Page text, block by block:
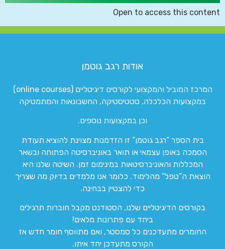
Open to access this content
אודות רגב גוטמן
המרכז המוביל והמקצועי לקורסים דיגיטליים (online courses)
במקצועות הכלכלה, סטטיסטיקה, החשבונאות והמתמטיקה
וכן במקצועות נוספים.
בית הספר “רגב גוטמן” זו הזדמנות מצוינת להוציא תעודת
הסמכה באופן עצמאי או תואר באוניברסיטה הפתוחה ובשאר
המכללות והאוניברסיטאות במינימום זמן. השיטה שלנו היא
הוצאת ה”טפל” מהלימוד. כלומר אנו מלמדים בדיוק מה שצריך
כדי להצטיין בבחינה.
בקורסים הדיגיטליים שלנו, הסטודנט מקבל חוברות תרגילים
ביחד עם פתרונות מלאים!
החומרים מתעדכנים כל סמסטר, ואם מתווסף חומר חדש אז
הקורס מתעדכן יחד איתו.